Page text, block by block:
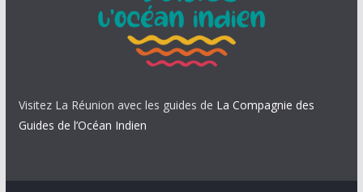
Visitez La Réunion avec les guides de La Compagnie des
Guides de l’Océan Indien